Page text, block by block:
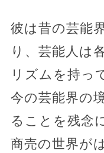
彼は昔の芸能
り、芸能人は
リズムを持っ
今の芸能界の
ることを残念
商売の世界が